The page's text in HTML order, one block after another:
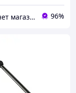
Интернет магазин SportOK 96%